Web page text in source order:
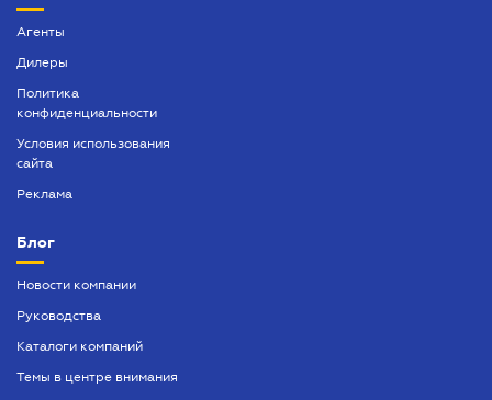
Агенты
Дилеры
Политика
конфиденциальности
Условия использования
сайта
Реклама
Блог
Новости компании
Руководства
Каталоги компаний
Темы в центре внимания